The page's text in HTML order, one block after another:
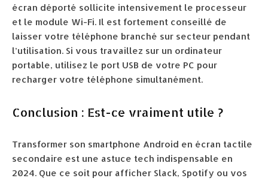
écran déporté sollicite intensivement le processeur
et le module Wi-Fi. Il est fortement conseillé de
laisser votre téléphone branché sur secteur pendant
l’utilisation. Si vous travaillez sur un ordinateur
portable, utilisez le port USB de votre PC pour
recharger votre téléphone simultanément.
Conclusion : Est-ce vraiment utile ?
Transformer son smartphone Android en écran tactile
secondaire est une astuce tech indispensable en
2024. Que ce soit pour afficher Slack, Spotify ou vos